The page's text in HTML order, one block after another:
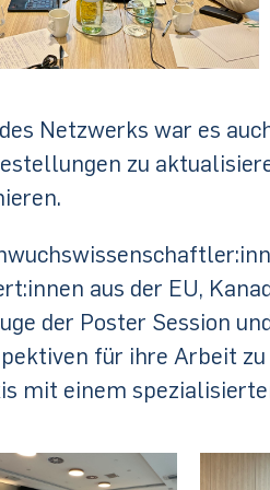
Netzwerks war es
zu
aus der EU,
der Poster Session
für ihre Arbeit
mit einem